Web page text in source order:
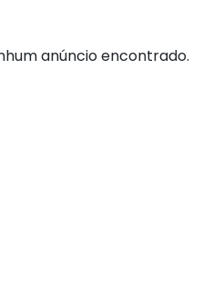
anúncio encontrado.